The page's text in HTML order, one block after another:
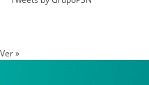
Ver »